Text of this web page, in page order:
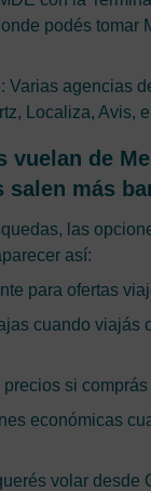
podés tomar
: Varias agencias
Localiza, Avis,
vuelan de
salen más
las
así:
para ofertas
cuando viajás
si
económicas
volar desde